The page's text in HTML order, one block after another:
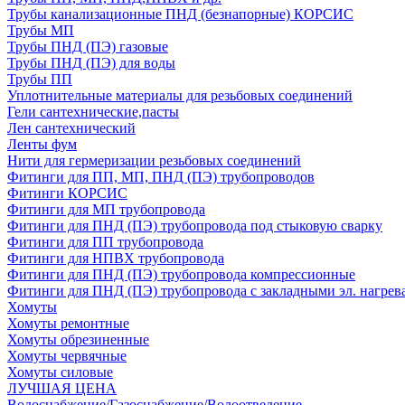
Трубы канализационные ПНД (безнапорные) КОРСИС
Трубы МП
Трубы ПНД (ПЭ) газовые
Трубы ПНД (ПЭ) для воды
Трубы ПП
Уплотнительные материалы для резьбовых соединений
Гели сантехнические,пасты
Лен сантехнический
Ленты фум
Нити для гермеризации резьбовых соединений
Фитинги для ПП, МП, ПНД (ПЭ) трубопроводов
Фитинги КОРСИС
Фитинги для МП трубопровода
Фитинги для ПНД (ПЭ) трубопровода под стыковую сварку
Фитинги для ПП трубопровода
Фитинги для НПВХ трубопровода
Фитинги для ПНД (ПЭ) трубопровода компрессионные
Фитинги для ПНД (ПЭ) трубопровода с закладными эл.
Хомуты
Хомуты ремонтные
Хомуты обрезиненные
Хомуты червячные
Хомуты силовые
ЛУЧШАЯ ЦЕНА